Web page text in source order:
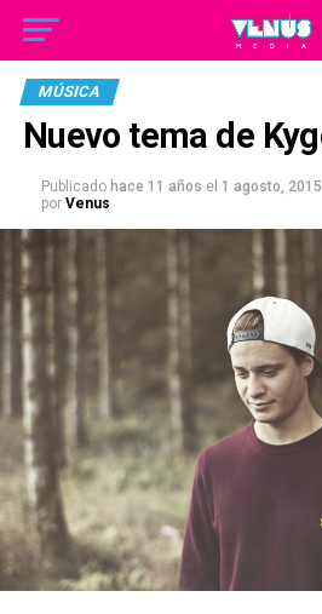
MÚSICA
Nuevo tema de
Publicado hace 11 años el 1 agosto, 2015
por Venus